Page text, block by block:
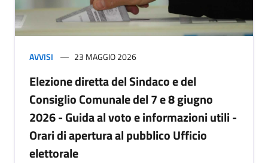
AVVISI 23 MAGGIO 2026
Elezione diretta del Sindaco e del
Consiglio Comunale del 7 e 8 giugno
2026 - Guida al voto e informazioni utili -
Orari di apertura al pubblico Ufficio
elettorale